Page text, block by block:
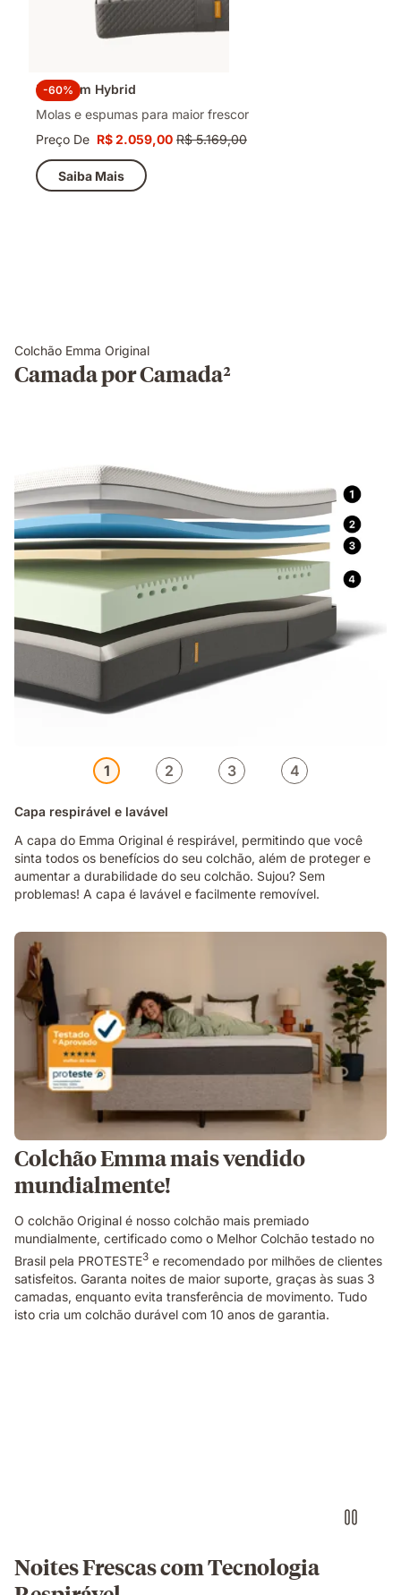
-60%
Premium Hybrid
Molas e espumas para maior frescor
Preço De Preço
R$ 2.059,00
R$ 2.059,00 Preço
R$ 5.169,00
Saiba Mais
Colchão Emma Original
Camada por Camada²
1 2 3 4
Capa respirável e lavável
A capa do Emma Original é respirável, permitindo que você
sinta todos os benefícios do seu colchão, além de proteger e
aumentar a durabilidade do seu colchão. Sujou? Sem
problemas! A capa é lavável e facilmente removível.
Colchão Emma mais vendido
mundialmente!
O colchão Original é nosso colchão mais premiado
mundialmente, certificado como o Melhor Colchão testado no
Brasil pela PROTESTE3 e recomendado por milhões de clientes
satisfeitos. Garanta noites de maior suporte, graças às suas 3
camadas, enquanto evita transferência de movimento. Tudo
isto cria um colchão durável com 10 anos de garantia.
Noites Frescas com Tecnologia